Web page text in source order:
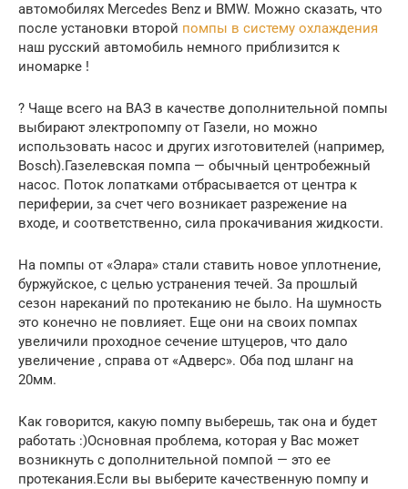
автомобилях Mercedes Benz и BMW. Можно сказать, что
после установки второй помпы в систему охлаждения
наш русский автомобиль немного приблизится к
иномарке !
? Чаще всего на ВАЗ в качестве дополнительной помпы
выбирают электропомпу от Газели, но можно
использовать насос и других изготовителей (например,
Bosch).Газелевская помпа — обычный центробежный
насос. Поток лопатками отбрасывается от центра к
периферии, за счет чего возникает разрежение на
входе, и соответственно, сила прокачивания жидкости.
На помпы от «Элара» стали ставить новое уплотнение,
буржуйское, с целью устранения течей. За прошлый
сезон нареканий по протеканию не было. На шумность
это конечно не повлияет. Еще они на своих помпах
увеличили проходное сечение штуцеров, что дало
увеличение , справа от «Адверс». Оба под шланг на
20мм.
Как говорится, какую помпу выберешь, так она и будет
работать :)Основная проблема, которая у Вас может
возникнуть с дополнительной помпой — это ее
протекания.Если вы выберите качественную помпу и